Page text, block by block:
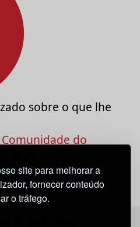
site para melhorar a
fornecer conteúdo
o tráfego.
sobre o que lhe
do